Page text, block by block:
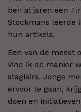
ben al jaren een
Stockmans leerde
hun artikels.
Een van de meest
vind ik de manier
stagiairs. Jonge
ervoor te gaan,
doen en